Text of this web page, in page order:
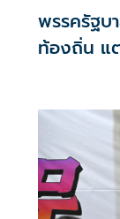
พรรครัฐบ
ท้องถิ่น แ